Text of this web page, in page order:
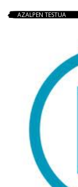
AZALPEN TESTUA